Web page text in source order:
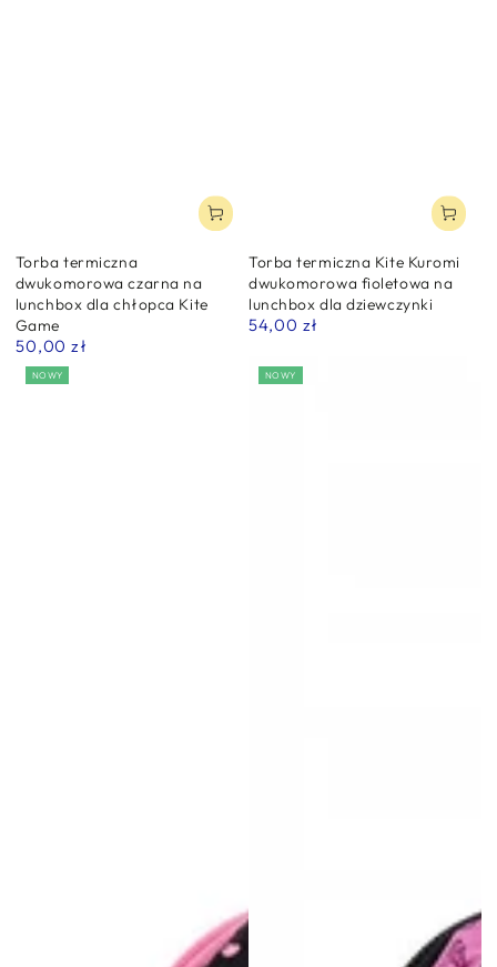
Torba termiczna
dwukomorowa czarna na
lunchbox dla chłopca Kite
Game
Normalna
cena
50,00 zł
Torba termiczna Kite Kuromi
dwukomorowa fioletowa na
lunchbox dla dziewczynki
Normalna
54,00 zł
NOWY NOWY